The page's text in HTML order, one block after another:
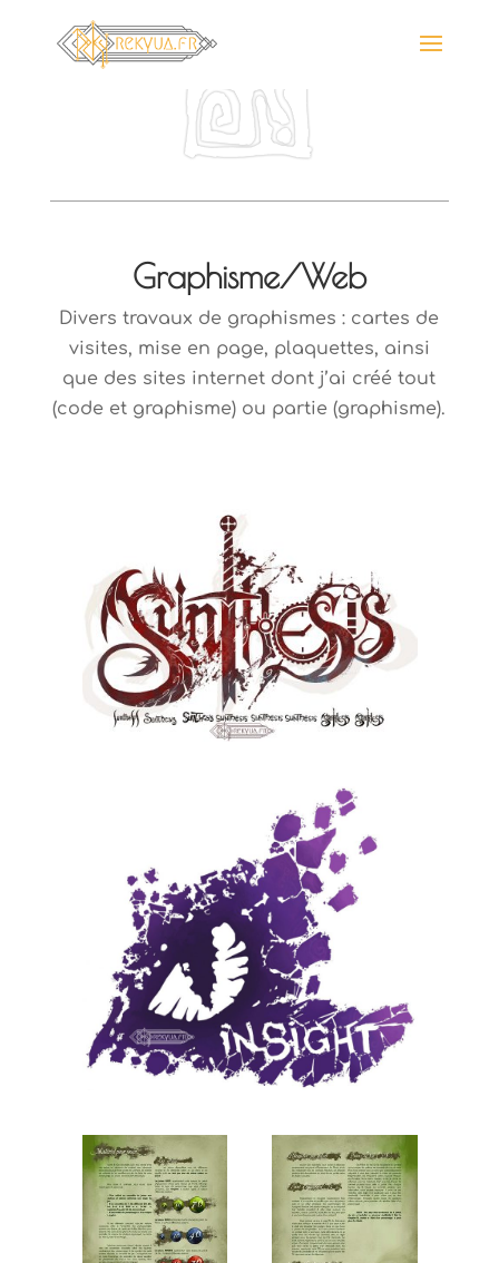
Graphisme/Web
Divers travaux de graphismes : cartes de
visites, mise en page, plaquettes, ainsi
que des sites internet dont j’ai créé tout
(code et graphisme) ou partie (graphisme).